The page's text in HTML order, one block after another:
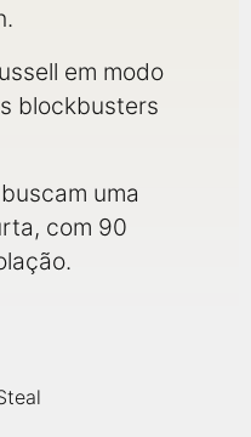
em modo
blockbusters
uma
com 90